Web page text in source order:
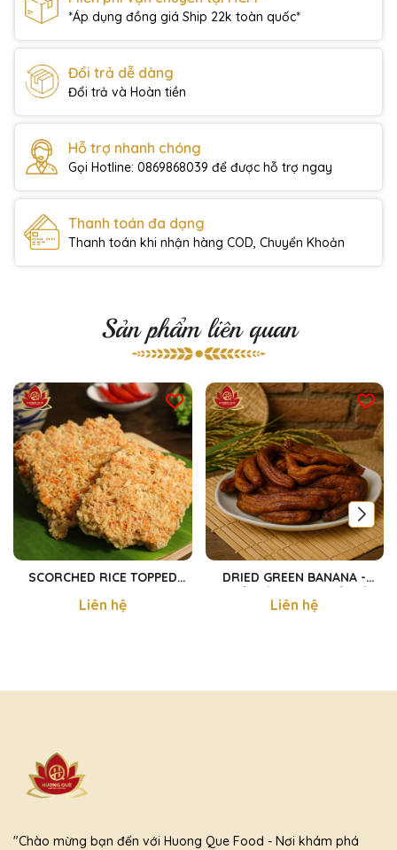
*Áp dụng đồng giá Ship 22k toàn quốc*
Đổi trả dễ dàng
Đổi trả và Hoàn tiền
Hỗ trợ nhanh chóng
Gọi Hotline: 0869868039 để được hỗ trợ ngay
Thanh toán đa dạng
Thanh toán khi nhận hàng COD, Chuyển Khoản
Sản phẩm liên quan
SCORCHED RICE TOPPED
CHÁY CHAY
Liên hệ
DRIED GREEN BANANA -
300g
Liên hệ
"Chào mừng bạn đến với Huong Que Food - Nơi khám phá